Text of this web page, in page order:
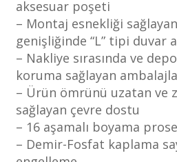
aksesuar poşeti
– Montaj esnekliği
genişliğinde “L” tipi duvar
– Nakliye sırasında ve
koruma sağlayan
– Ürün ömrünü uzatan ve
sağlayan çevre dostu
– 16 aşamalı boyama
– Demir-Fosfat kaplama